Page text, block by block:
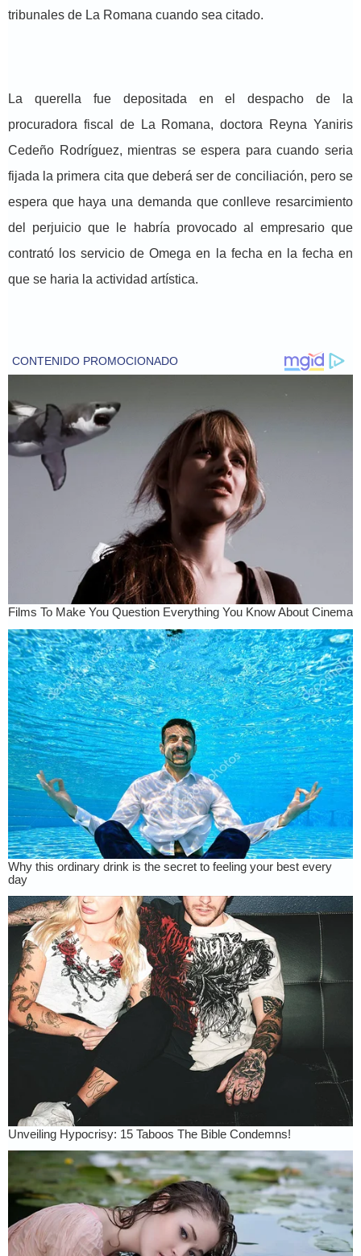
tribunales de La Romana cuando sea citado.
La querella fue depositada en el despacho de la
procuradora fiscal de La Romana, doctora Reyna Yaniris
Cedeño Rodríguez, mientras se espera para cuando seria
fijada la primera cita que deberá ser de conciliación, pero se
espera que haya una demanda que conlleve resarcimiento
del perjuicio que le habría provocado al empresario que
contrató los servicio de Omega en la fecha en la fecha en
que se haria la actividad artística.